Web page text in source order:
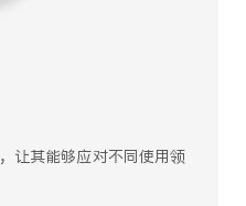
让其能够应对不同使用领